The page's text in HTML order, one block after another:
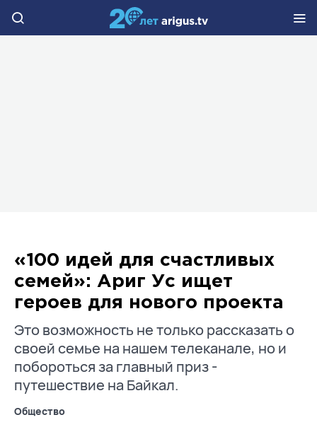
«100 идей для счастливых
семей»: Ариг Ус ищет
героев для нового проекта
Это возможность не только рассказать о
своей семье на нашем телеканале, но и
побороться за главный приз -
путешествие на Байкал.
Общество